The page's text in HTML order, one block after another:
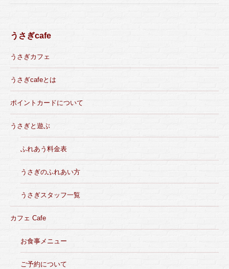
うさぎcafe
うさぎカフェ
うさぎcafeとは
ポイントカードについて
うさぎと遊ぶ
ふれあう料金表
うさぎのふれあい方
うさぎスタッフ一覧
カフェ Cafe
お食事メニュー
ご予約について